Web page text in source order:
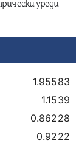
уреди
1.95583
1.1539
0.86228
0.9222